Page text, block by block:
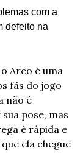
com a
defeito na
Arco é uma
fãs do jogo
não é
pose, mas
é rápida e
ela chegue